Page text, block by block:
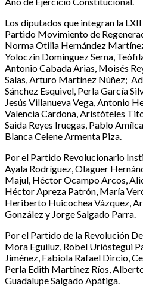
Los diputados que integran la
Partido Movimiento de
Norma Otilia Hernández
Yoloczin Domínguez Serna,
Antonio Cabada Arias, Moisés
Salas, Arturo Martínez Núñez;
Sánchez Esquivel, Perla García
Jesús Villanueva Vega, Antonio
Valencia Cardona, Aristóteles
Saida Reyes Iruegas, Pablo
Blanca Celene Armenta Piza.
Por el Partido Revolucionario
Ayala Rodríguez, Olaguer
Majul, Héctor Ocampo Arcos,
Héctor Apreza Patrón, María
Heriberto Huicochea Vázquez,
González y Jorge Salgado Parra.
Por el Partido de la Revolución
Mora Eguiluz, Robel Urióstegui
Jiménez, Fabiola Rafael Dircio,
Perla Edith Martínez Ríos,
Guadalupe Salgado Apátiga.